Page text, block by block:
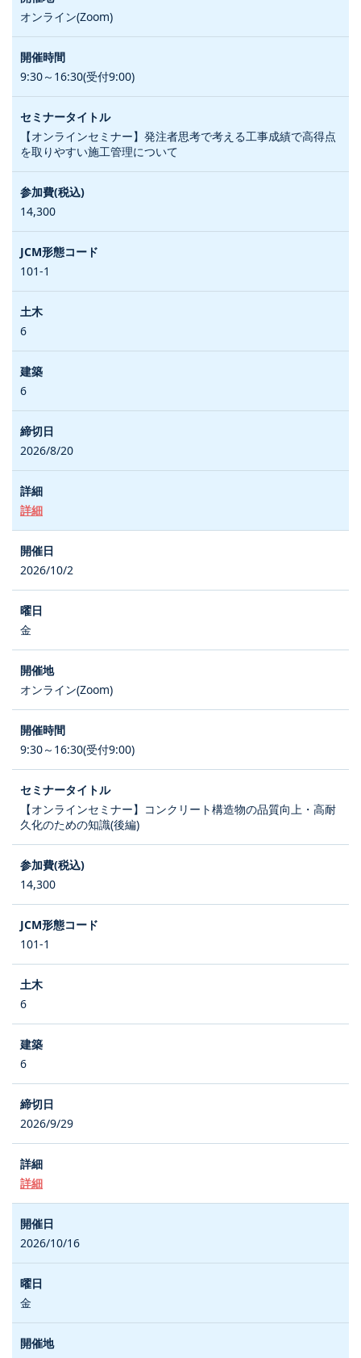
オンライン(Zoom)
9:30～16:30(受付9:00)
【オンラインセミナー】発注者思考で考える工事成績で高得点
を取りやすい施工管理について
14,300
101-1
6
6
2026/8/20
詳細
2026/10/2
金
オンライン(Zoom)
9:30～16:30(受付9:00)
【オンラインセミナー】コンクリート構造物の品質向上・高耐
久化のための知識(後編)
14,300
101-1
6
6
2026/9/29
詳細
2026/10/16
金